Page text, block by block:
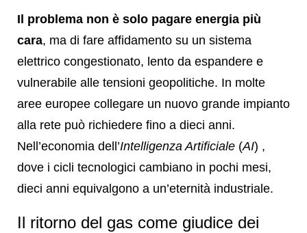
Il problema non è solo pagare energia più
cara, ma di fare affidamento su un sistema
elettrico congestionato, lento da espandere e
vulnerabile alle tensioni geopolitiche. In molte
aree europee collegare un nuovo grande impianto
alla rete può richiedere fino a dieci anni.
Nell’economia dell’Intelligenza Artificiale (AI) ,
dove i cicli tecnologici cambiano in pochi mesi,
dieci anni equivalgono a un’eternità industriale.
Il ritorno del gas come giudice dei